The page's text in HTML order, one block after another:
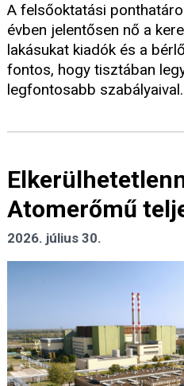
A felsőoktatási
évben jelentősen nő a
lakásukat kiadók és a
fontos, hogy tisztában
legfontosabb szabályaival.
Atomerőmű
2026. július 30.